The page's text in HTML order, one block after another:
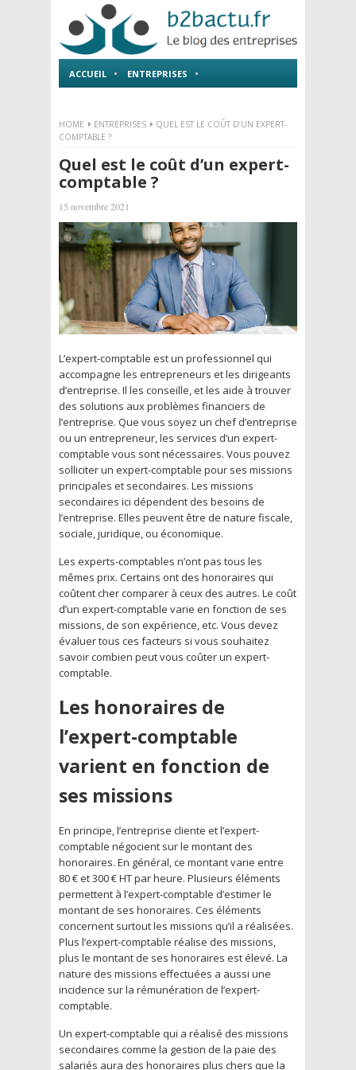
ACCUEIL ENTREPRISES
HOME ENTREPRISES
QUEL EST LE COÛT D’UN EXPERT-
COMPTABLE ?
Quel est le coût d’un expert-
comptable ?
15 novembre 2021
L’expert-comptable est un professionnel qui
accompagne les entrepreneurs et les dirigeants
d’entreprise. Il les conseille, et les aide à trouver
des solutions aux problèmes financiers de
l’entreprise. Que vous soyez un chef d’entreprise
ou un entrepreneur, les services d’un expert-
comptable vous sont nécessaires. Vous pouvez
solliciter un expert-comptable pour ses missions
principales et secondaires. Les missions
secondaires ici dépendent des besoins de
l’entreprise. Elles peuvent être de nature fiscale,
sociale, juridique, ou économique.
Les experts-comptables n’ont pas tous les
mêmes prix. Certains ont des honoraires qui
coûtent cher comparer à ceux des autres. Le coût
d’un expert-comptable varie en fonction de ses
missions, de son expérience, etc. Vous devez
évaluer tous ces facteurs si vous souhaitez
savoir combien peut vous coûter un expert-
comptable.
Les honoraires de
l’expert-comptable
varient en fonction de
ses missions
En principe, l’entreprise cliente et l’expert-
comptable négocient sur le montant des
honoraires. En général, ce montant varie entre
80 € et 300 € HT par heure. Plusieurs éléments
permettent à l’expert-comptable d’estimer le
montant de ses honoraires. Ces éléments
concernent surtout les missions qu’il a réalisées.
Plus l’expert-comptable réalise des missions,
plus le montant de ses honoraires est élevé. La
nature des missions effectuées a aussi une
incidence sur la rémunération de l’expert-
comptable.
Un expert-comptable qui a réalisé des missions
secondaires comme la gestion de la paie des
salariés aura des honoraires plus chers que la